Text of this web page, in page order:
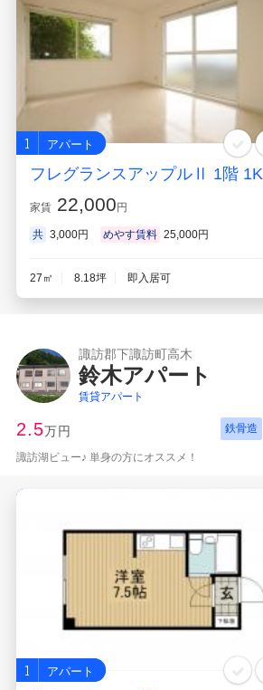
1 アパート
フレグランスアップルⅡ 1階 1K
家賃 22,000 円
共 3,000円 めやす賃料 25,000円
27㎡ 8.18坪 即入居可
諏訪郡下諏訪町高木
鈴木アパート
賃貸アパート
2.5万円 鉄骨造
諏訪湖ビュー♪ 単身の方にオススメ！
1 アパート